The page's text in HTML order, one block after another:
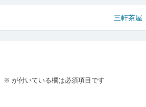
三軒茶
※ が付いている欄は必須項目です